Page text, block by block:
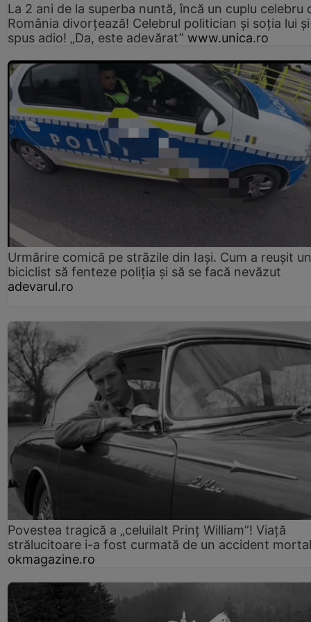
La 2 ani de la superba nuntă, încă un cuplu celebru
România divorțează! Celebrul politician și soția lui
spus adio! „Da, este adevărat” www.unica.ro
Urmărire comică pe străzile din Iași. Cum a reușit un
biciclist să fenteze poliția și să se facă nevăzut
adevarul.ro
Povestea tragică a „celuilalt Prinț William”! Viață
strălucitoare i-a fost curmată de un accident mortal
okmagazine.ro